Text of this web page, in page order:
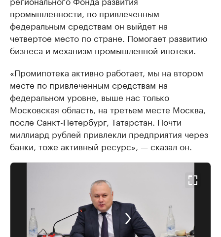
промышленности, по привлеченным
федеральным средствам он выйдет на
четвертое место по стране. Помогает развитию
бизнеса и механизм промышленной ипотеки.
«Промипотека активно работает, мы на втором
месте по привлеченным средствам на
федеральном уровне, выше нас только
Московская область, на третьем месте Москва,
после Санкт-Петербург, Татарстан. Почти
миллиард рублей привлекли предприятия через
банки, тоже активный ресурс», — сказал он.